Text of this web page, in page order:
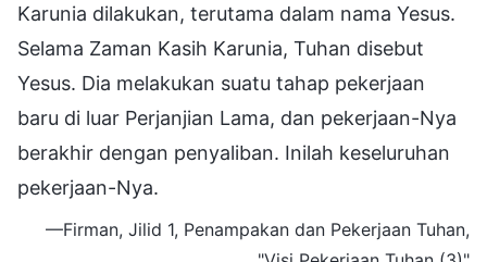
Karunia dilakukan, terutama dalam nama Yesus.
Selama Zaman Kasih Karunia, Tuhan disebut
Yesus. Dia melakukan suatu tahap pekerjaan
baru di luar Perjanjian Lama, dan pekerjaan-Nya
berakhir dengan penyaliban. Inilah keseluruhan
pekerjaan-Nya.
—Firman, Jilid 1, Penampakan dan Pekerjaan Tuhan,